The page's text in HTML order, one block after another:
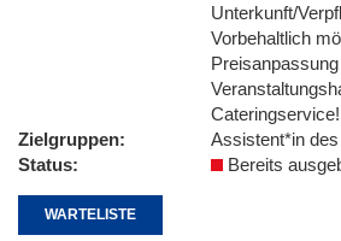
Unterkunft/
Vorbehaltlich
Cateringservice!
Zielgruppen
Assistent*in
Status
Bereits
WARTELISTE